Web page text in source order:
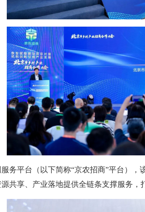
平台（以下简称“京农招商”平台），
共享、产业落地提供全链条支撑服务，